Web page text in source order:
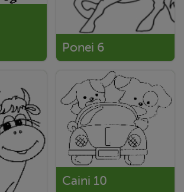
Ponei 6
Caini 10